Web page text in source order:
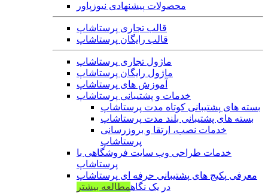
محصولات پیشنهادی نیوزپاور
قالب تجاری پرستاشاپ
قالب رایگان پرستاشاپ
ماژول تجاری پرستاشاپ
ماژول رایگان پرستاشاپ
آموزش های پرستاشاپ
خدمات و پشتیبانی پرستاشاپ
بسته های پشتیبانی کوتاه مدت پرستاشاپ
بسته های پشتیبانی بلند مدت پرستاشاپ
خدمات نصب، ارتقا و بروزرسانی
پرستاشاپ
خدمات طراحی وب سایت فروشگاهی با
پرستاشاپ
معرفی پکیج های پشتیبانی حرفه ای پرستاشاپ
در یک نگاهمطالعه بیشتر